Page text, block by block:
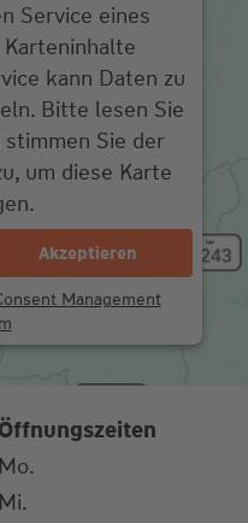
Service eines
kann Daten zu
Bitte lesen Sie
Sie der
um diese Karte
Akzeptieren
Management
Öffnungszeiten
Mo.
Mi.